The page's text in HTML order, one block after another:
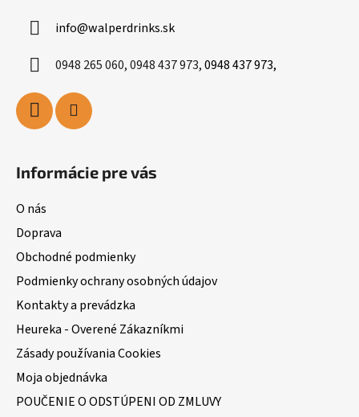
info@walperdrinks.sk
0948 265 060, 0948 437 973,0948 437 973,
Informácie pre vás
O nás
Doprava
Obchodné podmienky
Podmienky ochrany osobných údajov
Kontakty a prevádzka
Heureka - Overené Zákazníkmi
Zásady používania Cookies
Moja objednávka
POUČENIE O ODSTÚPENI OD ZMLUVY